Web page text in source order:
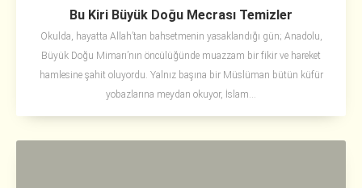
Bu Kiri Büyük Doğu Mecrası Temizler
Okulda, hayatta Allah’tan bahsetmenin yasaklandığı gün; Anadolu,
Büyük Doğu Mimarı’nın öncülüğünde muazzam bir fikir ve hareket
hamlesine şahit oluyordu. Yalnız başına bir Müslüman bütün küfür
yobazlarına meydan okuyor, İslam...